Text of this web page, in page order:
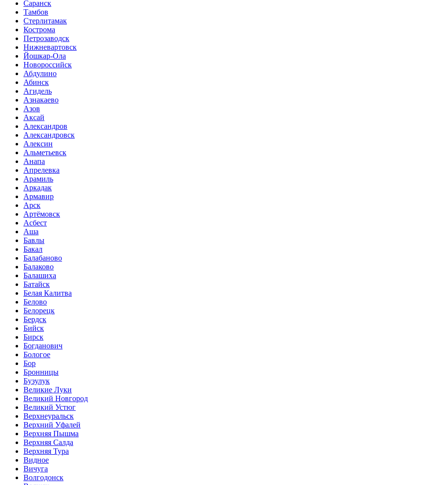
Саранск
Тамбов
Стерлитамак
Кострома
Петрозаводск
Нижневартовск
Йошкар-Ола
Новороссийск
Абдулино
Абинск
Агидель
Азнакаево
Азов
Аксай
Александров
Александровск
Алексин
Альметьевск
Анапа
Апрелевка
Арамиль
Аркадак
Армавир
Арск
Артёмовск
Асбест
Аша
Бавлы
Бакал
Балабаново
Балаково
Балашиха
Батайск
Белая Калитва
Белово
Белорецк
Бердск
Бийск
Бирск
Богданович
Бологое
Бор
Бронницы
Бузулук
Великие Луки
Великий Новгород
Великий Устюг
Верхнеуральск
Верхний Уфалей
Верхняя Пышма
Верхняя Салда
Верхняя Тура
Видное
Вичуга
Волгодонск